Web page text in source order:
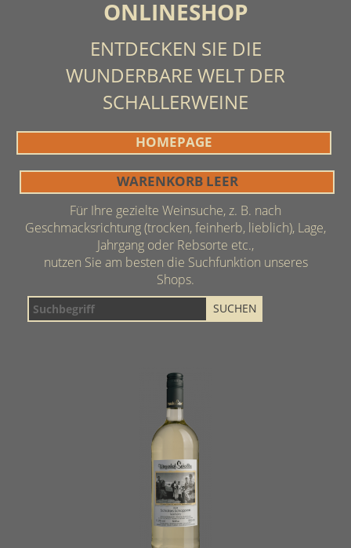
ONLINESHOP
ENTDECKEN SIE DIE
WUNDERBARE WELT DER
SCHALLERWEINE
HOMEPAGE
WARENKORB LEER
Für Ihre gezielte Weinsuche, z. B. nach
Geschmacksrichtung (trocken, feinherb, lieblich), Lage,
Jahrgang oder Rebsorte etc.,
nutzen Sie am besten die Suchfunktion unseres
Shops.
SUCHEN